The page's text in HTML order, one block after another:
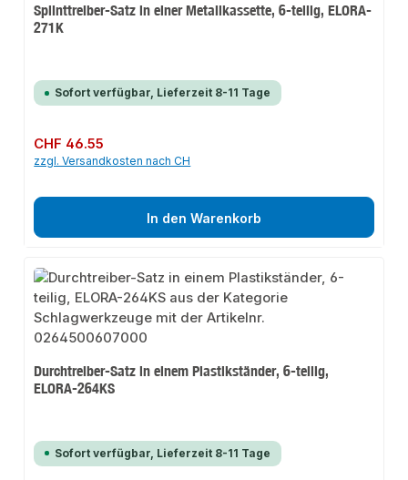
Splinttreiber-Satz in einer Metallkassette, 6-teilig, ELORA-
271K
Sofort verfügbar, Lieferzeit 8-11 Tage
Regulärer Preis:
CHF 46.55
zzgl. Versandkosten nach CH
In den Warenkorb
Durchtreiber-Satz in einem Plastikständer, 6-teilig,
ELORA-264KS
Sofort verfügbar, Lieferzeit 8-11 Tage